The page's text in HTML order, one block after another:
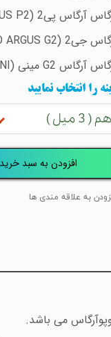
آرگاس پی2 (
P2
جی2 (
ARGUS G2
آرگاس G2 مینی (
را انتخاب نمایید
افزودن به سبد خرید
به علاقه مندی ها
می باشد.